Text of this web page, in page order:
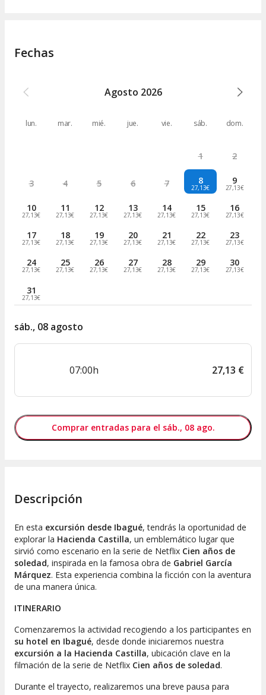
Fechas
Agosto 2026
lun. mar. mié. jue. vie. sáb. dom.
1 2
3 4 5 6 7 8
27,13€
9
27,13€
10
27,13€
11
27,13€
12
27,13€
13
27,13€
14
27,13€
15
27,13€
16
27,13€
17
27,13€
18
27,13€
19
27,13€
20
27,13€
21
27,13€
22
27,13€
23
27,13€
24
27,13€
25
27,13€
26
27,13€
27
27,13€
28
27,13€
29
27,13€
30
27,13€
31
27,13€
sáb., 08 agosto
07:00h 27,13 €
Comprar entradas para el sáb., 08 ago.
Descripción
En esta excursión desde Ibagué, tendrás la oportunidad de
explorar la Hacienda Castilla, un emblemático lugar que
sirvió como escenario en la serie de Netflix Cien años de
soledad, inspirada en la famosa obra de Gabriel García
Márquez. Esta experiencia combina la ficción con la aventura
de una manera única.
ITINERARIO
Comenzaremos la actividad recogiendo a los participantes en
su hotel en Ibagué, desde donde iniciaremos nuestra
excursión a la Hacienda Castilla, ubicación clave en la
filmación de la serie de Netflix Cien años de soledad.
Durante el trayecto, realizaremos una breve pausa para